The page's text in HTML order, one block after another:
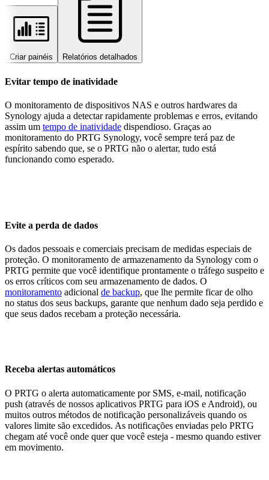
Criar painéis Relatórios detalhados
Evitar tempo de inatividade
O monitoramento de dispositivos NAS e outros hardwares da
Synology ajuda a detectar rapidamente problemas e erros, evitando
assim um tempo de inatividade dispendioso. Graças ao
monitoramento do PRTG Synology, você sempre terá paz de
espírito sabendo que, se o PRTG não o alertar, tudo está
funcionando como esperado.
Evite a perda de dados
Os dados pessoais e comerciais precisam de medidas especiais de
proteção. O monitoramento de armazenamento da Synology com o
PRTG permite que você identifique prontamente o tráfego suspeito e
os erros críticos com seu armazenamento de dados. O
monitoramento adicional de backup, que lhe permite ficar de olho
no status dos seus backups, garante que nenhum dado seja perdido e
que seus dados recebam a proteção necessária.
Receba alertas automáticos
O PRTG o alerta automaticamente por SMS, e-mail, notificação
push (através de nossos aplicativos PRTG para iOS e Android), ou
muitos outros métodos de notificação personalizáveis quando os
valores limite são excedidos. As notificações enviadas pelo PRTG
chegam até você onde quer que você esteja - mesmo quando estiver
em movimento.